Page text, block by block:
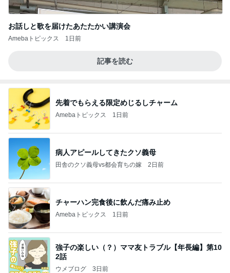
お話しと歌を届けたあたたかい講演会
Amebaトピックス 1日前
記事を読む
先着でもらえる限定めじるしチャーム
Amebaトピックス 1日前
病人アピールしてきたクソ義母
田舎のクソ義母vs都会育ちの嫁 2日前
チャーハン完食後に飲んだ痛み止め
Amebaトピックス 1日前
強子の楽しい（？）ママ友トラブル【年長編】第10
2話
ウメブログ 3日前